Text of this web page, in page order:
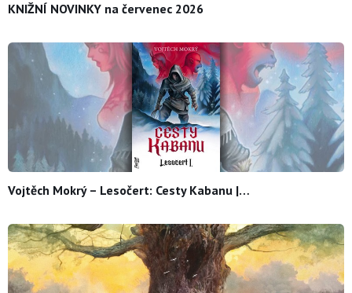
KNIŽNÍ NOVINKY na červenec 2026
Vojtěch Mokrý – Lesočert: Cesty Kabanu |…